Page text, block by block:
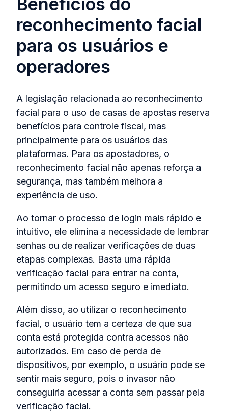
reconhecimento facial
para os usuários e
operadores
A legislação relacionada ao reconhecimento
facial para o uso de casas de apostas reserva
benefícios para controle fiscal, mas
principalmente para os usuários das
plataformas. Para os apostadores, o
reconhecimento facial não apenas reforça a
segurança, mas também melhora a
experiência de uso.
Ao tornar o processo de login mais rápido e
intuitivo, ele elimina a necessidade de lembrar
senhas ou de realizar verificações de duas
etapas complexas. Basta uma rápida
verificação facial para entrar na conta,
permitindo um acesso seguro e imediato.
Além disso, ao utilizar o reconhecimento
facial, o usuário tem a certeza de que sua
conta está protegida contra acessos não
autorizados. Em caso de perda de
dispositivos, por exemplo, o usuário pode se
sentir mais seguro, pois o invasor não
conseguiria acessar a conta sem passar pela
verificação facial.